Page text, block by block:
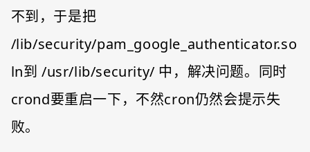
不到，于是把
/lib/security/pam_google_authenticator.so
ln到 /usr/lib/security/ 中，解决问题。同时
crond要重启一下，不然cron仍然会提示失
败。